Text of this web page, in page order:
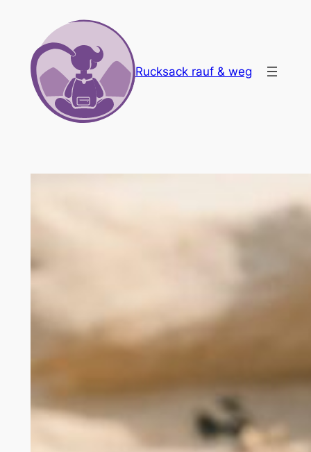
springen
Rucksack rauf & weg